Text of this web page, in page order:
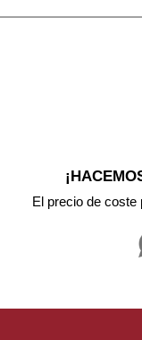
El precio de